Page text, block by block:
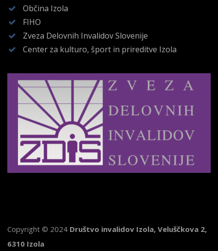
Občina Izola
FIHO
Zveza Delovnih Invalidov Slovenije
Center za kulturo, šport in prireditve Izola
Copyright © 2024 Društvo invalidov Izola, Veluščkova 2,
6310 Izola